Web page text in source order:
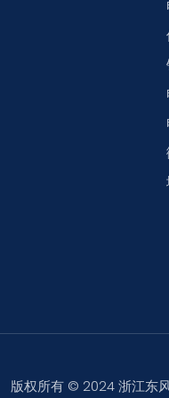
版权所有 © 2024 浙江东